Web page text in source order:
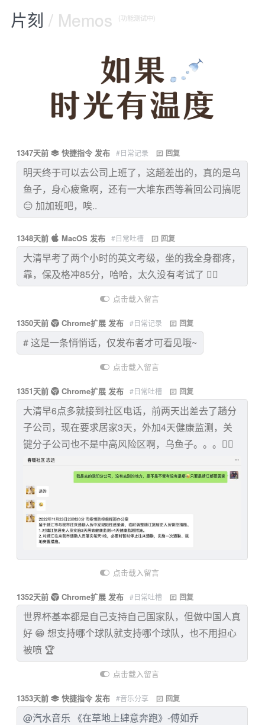
片刻 / Memos (功能测试中)
1347天前 快捷指令 发布 #日常记录 回复
明天终于可以去公司上班了，这趟差出的，真的是乌
鱼子，身心疲惫啊，还有一大堆东西等着回公司搞呢
😑 加加班吧，唉..
1348天前 MacOS 发布 #日常吐槽 回复
大清早考了两个小时的英文考级，坐的我全身都疼，
靠，保及格冲85分，哈哈，太久没有考试了 😮‍💨
点击载入留言
1350天前 Chrome扩展 发布 #日常记录 回复
# 这是一条悄悄话，仅发布者才可看见哦~
点击载入留言
1351天前 Chrome扩展 发布 #日常吐槽 回复
大清早6点多就接到社区电话，前两天出差去了趟分
子公司，现在要求居家3天，外加4天健康监测，关
键分子公司也不是中高风险区啊，乌鱼子。。。🤷‍♂️
点击载入留言
1352天前 Chrome扩展 发布 #日常吐槽 回复
世界杯基本都是自己支持自己国家队，但做中国人真
好 😁 想支持哪个球队就支持哪个球队，也不用担心
被喷 🏆
点击载入留言
1353天前 快捷指令 发布 #音乐分享 回复
@汽水音乐 《在草地上肆意奔跑》-傅如乔